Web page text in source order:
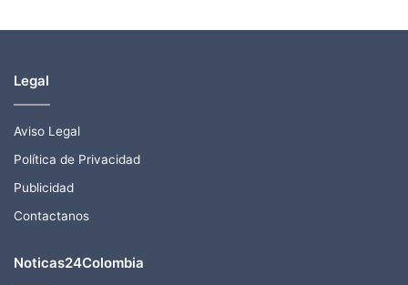
Legal
Aviso Legal
Política de Privacidad
Publicidad
Contactanos
Noticas24Colombia